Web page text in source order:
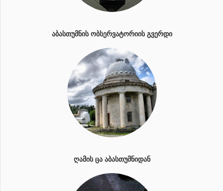
ᲐᲑᲐᲡᲗᲣᲛᲜᲘᲡ ᲝᲑᲡᲔᲠᲕᲐᲢᲝᲠᲘᲘᲡ ᲒᲕᲔᲠᲓᲘ
ᲦᲐᲛᲘᲡ ᲪᲐ ᲐᲑᲐᲡᲗᲣᲛᲜᲘᲓᲐᲜ